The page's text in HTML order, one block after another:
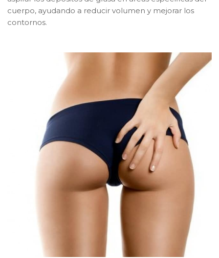
cuerpo, ayudando a reducir volumen y mejorar los
contornos.